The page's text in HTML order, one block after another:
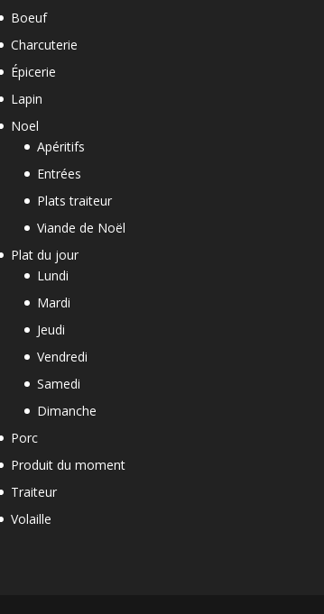
Boeuf
Charcuterie
Épicerie
Lapin
Noel
Apéritifs
Entrées
Plats traiteur
Viande de Noël
Plat du jour
Lundi
Mardi
Jeudi
Vendredi
Samedi
Dimanche
Porc
Produit du moment
Traiteur
Volaille